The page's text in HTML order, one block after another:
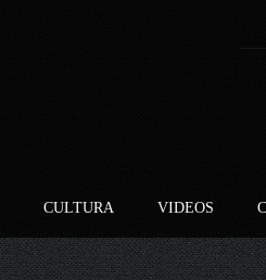
CULTURA VIDEOS